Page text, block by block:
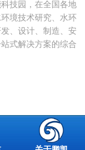
技园，在全国各地
境技术研究、水环
、设计、制造、安
式解决方案的综合